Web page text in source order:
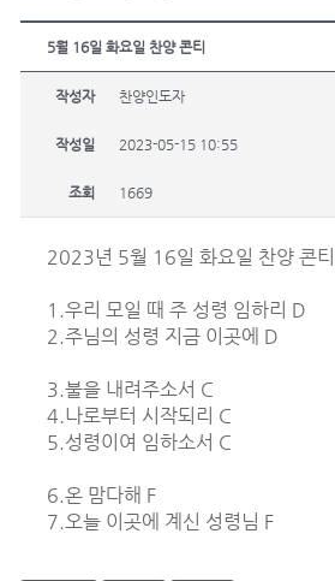
5월 16일 화요일 찬양 콘티
작성자 찬양인도자
작성일 2023-05-15 10:55
조회 1669
2023년 5월 16일 화요일 찬양 콘티
1.우리 모일 때 주 성령 임하리 D
2.주님의 성령 지금 이곳에 D
3.불을 내려주소서 C
4.나로부터 시작되리 C
5.성령이여 임하소서 C
6.온 맘다해 F
7.오늘 이곳에 계신 성령님 F